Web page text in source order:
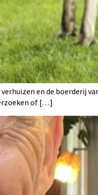
en de boerderij
of […]